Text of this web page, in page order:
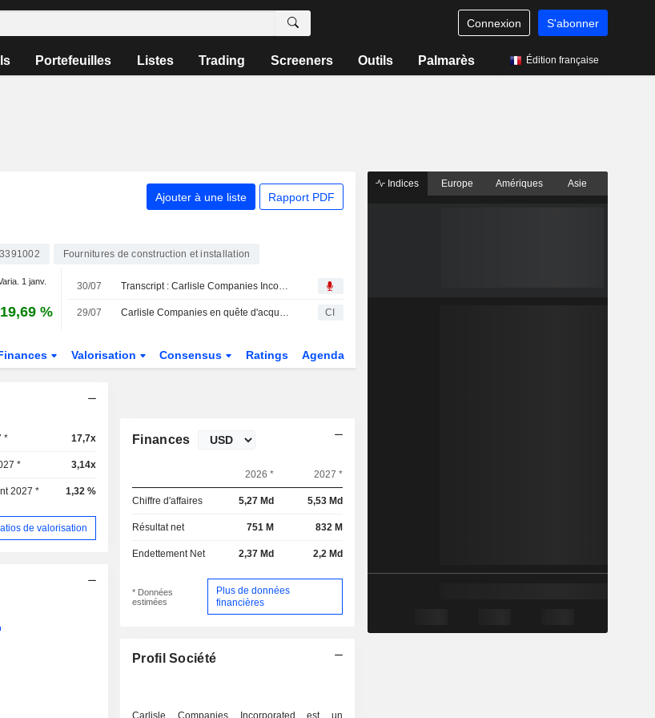
Connexion S'abonner
Portefeuilles Listes Trading Screeners Outils Palmarès Édition française
Ajouter à une liste Rapport PDF
Fournitures de construction et installation
1 janv.
%
30/07 Transcript : Carlisle Companies Incorporated, Q2 2026 Earnings Call, Jul 29, 2026
29/07 Carlisle Companies en quête d'acquisitions CI
Valorisation Consensus Ratings Agenda
* 17,7x
* 3,14x
2027 * 1,32 %
de valorisation
Finances
2026 * 2027 *
Chiffre d'affaires 5,27 Md 5,53 Md
Résultat net 751 M 832 M
Endettement Net 2,37 Md 2,2 Md
* Données
estimées
Plus de données
financières
Profil Société
Carlisle Companies Incorporated est un
Indices Europe Amériques Asie